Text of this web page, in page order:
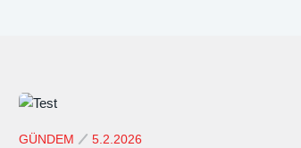
GÜNDEM 5.2.2026